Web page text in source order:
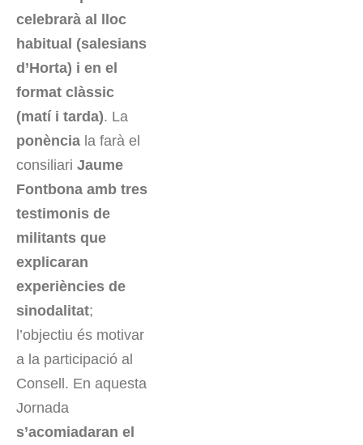
celebrarà al lloc
habitual (salesians
d’Horta) i en el
format clàssic
(matí i tarda). La
ponència la farà el
consiliari Jaume
Fontbona amb tres
testimonis de
militants que
explicaran
experiències de
sinodalitat;
l’objectiu és motivar
a la participació al
Consell. En aquesta
Jornada
s’acomiadaran el